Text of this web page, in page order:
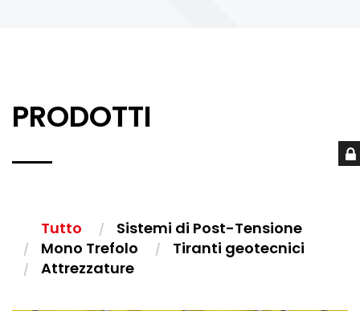
PRODOTTI
Tutto
Sistemi di Post-Tensione
Mono Trefolo
Tiranti geotecnici
Attrezzature